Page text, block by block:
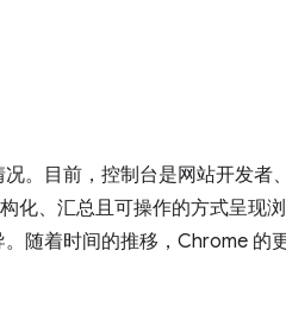
。目前，控制台是网站开发者
化、汇总且可操作的方式呈现
随着时间的推移，Chrome 的